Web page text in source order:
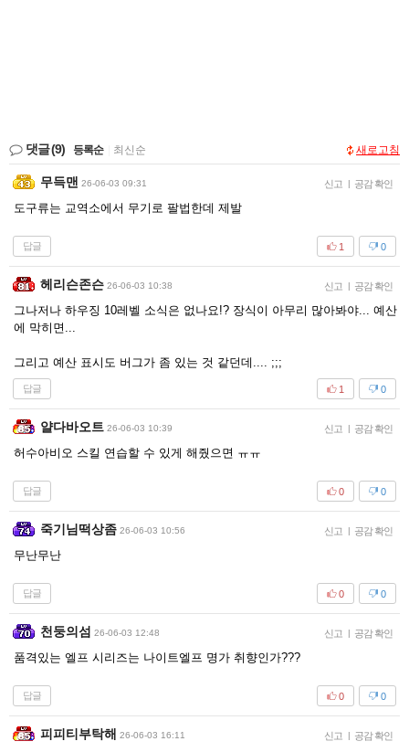
댓글(9) 등록순 최신순 새로고침
무득맨 26-06-03 09:31 신고 | 공감 확인
도구류는 교역소에서 무기로 팔법한데 제발
답글 0
1
헤리슨존슨 26-06-03 10:38 신고 | 공감 확인
그나저나 하우징 10레벨 소식은 없나요!? 장식이 아무리 많아봐야... 예산
에 막히면...
그리고 예산 표시도 버그가 좀 있는 것 같던데.... ;;;
답글 0
1
얄다바오트 26-06-03 10:39 신고 | 공감 확인
허수아비오 스킬 연습할 수 있게 해줬으면 ㅠㅠ
답글 0
0
죽기님떡상좀 26-06-03 10:56 신고 | 공감 확인
무난무난
답글 0
0
천둥의섬 26-06-03 12:48 신고 | 공감 확인
품격있는 엘프 시리즈는 나이트엘프 명가 취향인가???
답글 0
0
피피티부탁해 26-06-03 16:11 신고 | 공감 확인